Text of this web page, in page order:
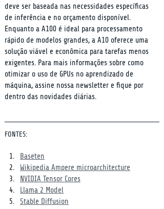
deve ser baseada nas necessidades específicas
de inferência e no orçamento disponível.
Enquanto a A100 é ideal para processamento
rápido de modelos grandes, a A10 oferece uma
solução viável e econômica para tarefas menos
exigentes. Para mais informações sobre como
otimizar o uso de GPUs no aprendizado de
máquina, assine nossa newsletter e fique por
dentro das novidades diárias.
FONTES:
Baseten
Wikipedia Ampere microarchitecture
NVIDIA Tensor Cores
Llama 2 Model
Stable Diffusion